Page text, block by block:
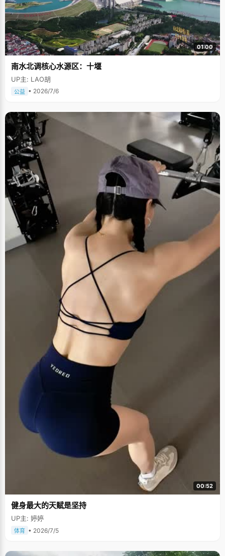
01:00
南水北调核心水源区：十堰
UP主: LAO胡
公益 • 2026/7/6
00:52
健身最大的天赋是坚持
UP主: 婷婷
体育 • 2026/7/5